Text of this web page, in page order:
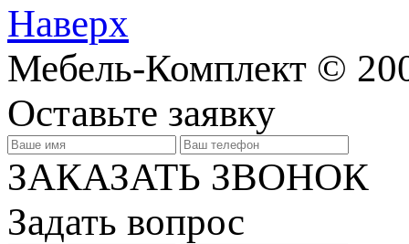
Наверх
Мебель-Комплект ©
Оставьте заявку
ЗАКАЗАТЬ ЗВОНОК
Задать вопрос